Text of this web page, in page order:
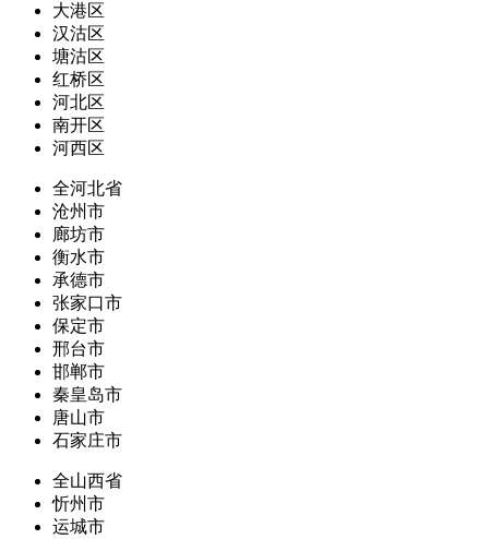
大港区
汉沽区
塘沽区
红桥区
河北区
南开区
河西区
全河北省
沧州市
廊坊市
衡水市
承德市
张家口市
保定市
邢台市
邯郸市
秦皇岛市
唐山市
石家庄市
全山西省
忻州市
运城市